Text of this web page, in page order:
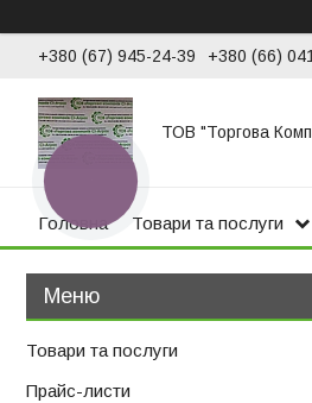
+380 (67) 945-24-39 +380 (66)
ТОВ "Торгова
Головна Товари та послуги
Товари та послуги
Прайс-листи